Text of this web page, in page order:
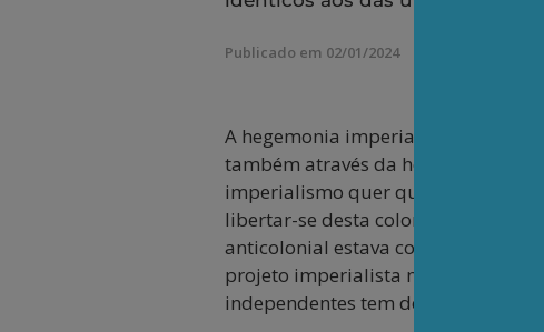
Publicado em 02/01/2024
A hegemonia imperialista sobre o
também através da hegemonia
imperialismo quer que elas o
libertar-se desta colonização da
anticolonial estava consciente
projeto imperialista não termina
independentes tem de procurar